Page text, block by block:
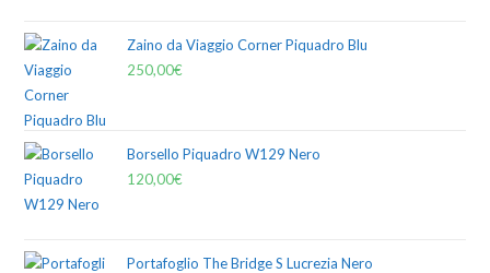
Zaino da Viaggio Corner Piquadro Blu
250,00€
Borsello Piquadro W129 Nero
120,00€
Portafoglio The Bridge S Lucrezia Nero